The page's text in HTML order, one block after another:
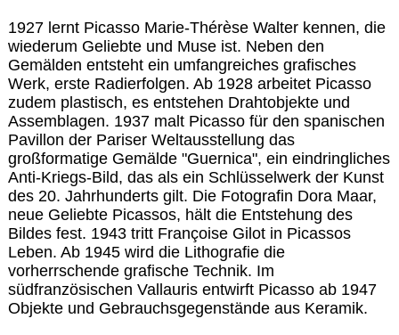
1927 lernt Picasso Marie-Thérèse Walter kennen, die
wiederum Geliebte und Muse ist. Neben den
Gemälden entsteht ein umfangreiches grafisches
Werk, erste Radierfolgen. Ab 1928 arbeitet Picasso
zudem plastisch, es entstehen Drahtobjekte und
Assemblagen. 1937 malt Picasso für den spanischen
Pavillon der Pariser Weltausstellung das
großformatige Gemälde "Guernica", ein eindringliches
Anti-Kriegs-Bild, das als ein Schlüsselwerk der Kunst
des 20. Jahrhunderts gilt. Die Fotografin Dora Maar,
neue Geliebte Picassos, hält die Entstehung des
Bildes fest. 1943 tritt Françoise Gilot in Picassos
Leben. Ab 1945 wird die Lithografie die
vorherrschende grafische Technik. Im
südfranzösischen Vallauris entwirft Picasso ab 1947
Objekte und Gebrauchsgegenstände aus Keramik.